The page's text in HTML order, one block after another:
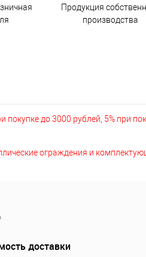
Продукция
производства
до 3000 рублей, 5% при
ограждения и
доставки